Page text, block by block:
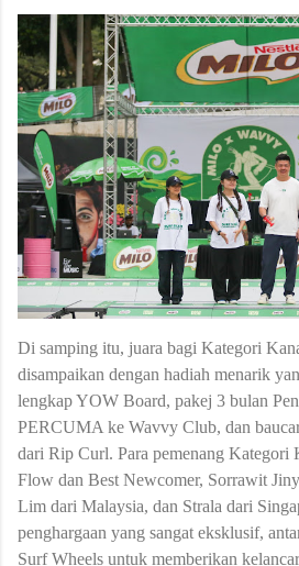
Di samping itu, juara bagi Kategori
disampaikan dengan hadiah menarik
lengkap YOW Board, pakej 3 bulan
PERCUMA ke Wavvy Club, dan
dari Rip Curl. Para pemenang Kategori
Flow dan Best Newcomer, Sorrawit
Lim dari Malaysia, dan Strala dari
penghargaan yang sangat eksklusif,
Surf Wheels untuk memberikan